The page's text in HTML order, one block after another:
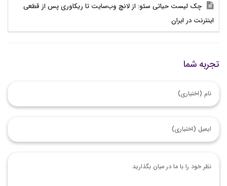
چک لیست حیاتی سئو: از لانچ وب‌سایت تا ریکاوری پس از قطعی
اینترنت در ایران
تجربه شما